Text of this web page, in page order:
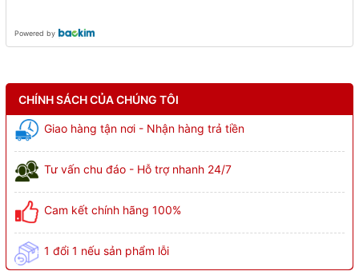
Powered by
CHÍNH SÁCH CỦA CHÚNG TÔI
Giao hàng tận nơi - Nhận hàng trả tiền
Tư vấn chu đáo - Hỗ trợ nhanh 24/7
Cam kết chính hãng 100%
1 đổi 1 nếu sản phẩm lỗi